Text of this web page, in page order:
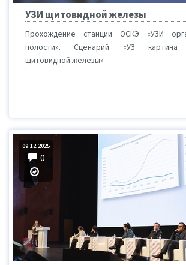
УЗИ щитовидной железы
Прохождение станции ОСКЭ «УЗИ
полости». Сценарий «УЗ картина
щитовидной железы»
09.12.2025
0